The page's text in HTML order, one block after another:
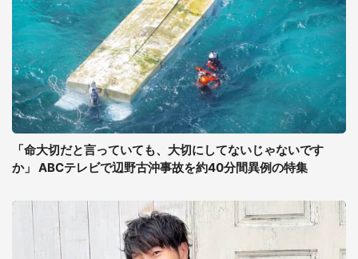
「命大切だと言っていても、大切にしてないじゃないです
か」 ABCテレビで辺野古沖事故を約40分間異例の特集